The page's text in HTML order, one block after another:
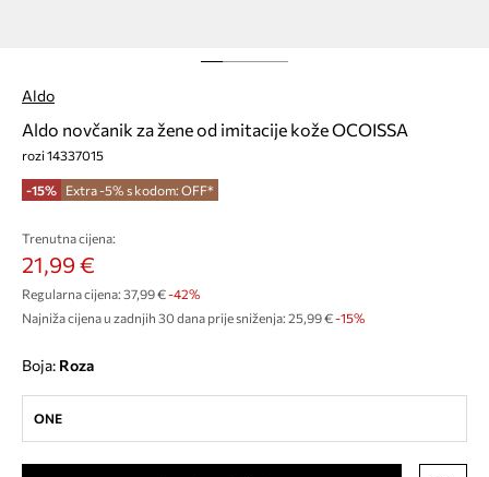
Aldo
Aldo novčanik za žene od imitacije kože OCOISSA
rozi 14337015
-15% Extra -5% s kodom: OFF*
Trenutna cijena:
21,99 €
Regularna cijena: 37,99 €-42%
Najniža cijena u zadnjih 30 dana prije sniženja: 25,99 € -15%
Boja: roza
ONE